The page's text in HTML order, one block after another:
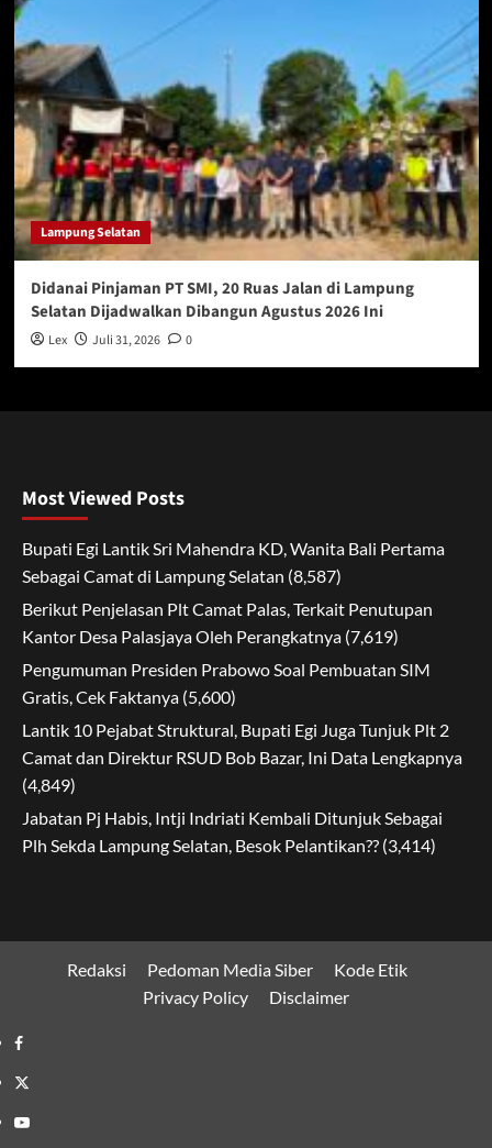
Lampung Selatan
Didanai Pinjaman PT SMI, 20 Ruas Jalan di Lampung
Selatan Dijadwalkan Dibangun Agustus 2026 Ini
Lex Juli 31, 2026 0
Most Viewed Posts
Bupati Egi Lantik Sri Mahendra KD, Wanita Bali Pertama
Sebagai Camat di Lampung Selatan (8,587)
Berikut Penjelasan Plt Camat Palas, Terkait Penutupan
Kantor Desa Palasjaya Oleh Perangkatnya (7,619)
Pengumuman Presiden Prabowo Soal Pembuatan SIM
Gratis, Cek Faktanya (5,600)
Lantik 10 Pejabat Struktural, Bupati Egi Juga Tunjuk Plt 2
Camat dan Direktur RSUD Bob Bazar, Ini Data Lengkapnya
(4,849)
Jabatan Pj Habis, Intji Indriati Kembali Ditunjuk Sebagai
Plh Sekda Lampung Selatan, Besok Pelantikan?? (3,414)
Redaksi Pedoman Media Siber
Kode Etik
Privacy Policy
Disclaimer
Facebook
Twitter
Youtube